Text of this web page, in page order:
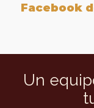
Facebook
Un